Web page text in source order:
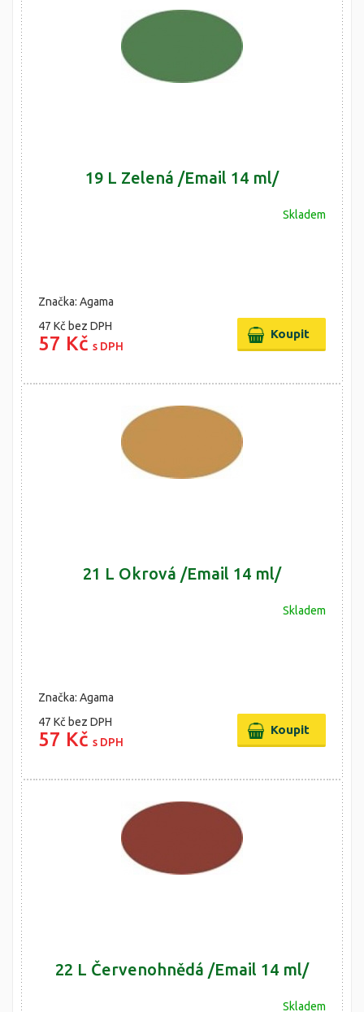
19 L Zelená /Email 14 ml/
Skladem
Značka: Agama
47 Kč bez DPH
57 Kč s DPH
21 L Okrová /Email 14 ml/
Skladem
Značka: Agama
47 Kč bez DPH
57 Kč s DPH
22 L Červenohnědá /Email 14 ml/
Skladem